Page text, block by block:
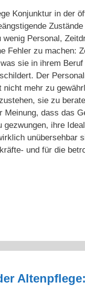
Konjunktur in der
wenig Personal,
Fehler zu machen:
sie in ihrem
Der
mehr zu
sie zu
dass das
ihre
unübersehbar
und für die